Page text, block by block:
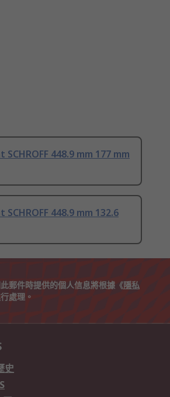
SCHROFF 448.9 mm 177 mm
SCHROFF 448.9 mm 132.6
郵件時提供的個人信息將根據《隱私
處理。
史